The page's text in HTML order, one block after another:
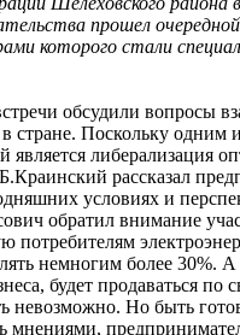
прошел очередной
которого стали
обсудили вопросы
стране. Поскольку одним
является либерализация
рассказал
условиях и
обратил внимание
потребителям
немногим более 30%.
будет продаваться
невозможно. Но быть
мнениями,